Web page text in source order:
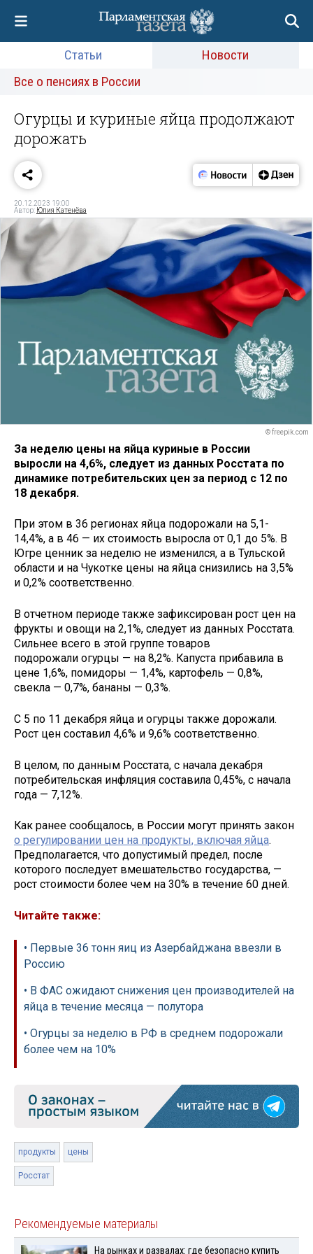
Статьи
Новости
Все о пенсиях в России
Огурцы и куриные яйца продолжают
дорожать
20.12.2023 19:00
Автор: Юлия Катенёва
© freepik.com
За неделю цены на яйца куриные в России
выросли на 4,6%, следует из данных Росстата по
динамике потребительских цен за период с 12 по
18 декабря.
При этом в 36 регионах яйца подорожали на 5,1-
14,4%, а в 46 — их стоимость выросла от 0,1 до 5%. В
Югре ценник за неделю не изменился, а в Тульской
области и на Чукотке цены на яйца снизились на 3,5%
и 0,2% соответственно.
В отчетном периоде также зафиксирован рост цен на
фрукты и овощи на 2,1%, следует из данных Росстата.
Сильнее всего в этой группе товаров
подорожали огурцы — на 8,2%. Капуста прибавила в
цене 1,6%, помидоры — 1,4%, картофель — 0,8%,
свекла — 0,7%, бананы — 0,3%.
С 5 по 11 декабря яйца и огурцы также дорожали.
Рост цен составил 4,6% и 9,6% соответственно.
В целом, по данным Росстата, с начала декабря
потребительская инфляция составила 0,45%, с начала
года — 7,12%.
Как ранее сообщалось, в России могут принять закон
о регулировании цен на продукты, включая яйца.
Предполагается, что допустимый предел, после
которого последует вмешательство государства, —
рост стоимости более чем на 30% в течение 60 дней.
Читайте также:
• Первые 36 тонн яиц из Азербайджана ввезли в
Россию
• В ФАС ожидают снижения цен производителей на
яйца в течение месяца — полутора
• Огурцы за неделю в РФ в среднем подорожали
более чем на 10%
продукты цены
Росстат
Рекомендуемые материалы
На рынках и развалах: где безопасно купить